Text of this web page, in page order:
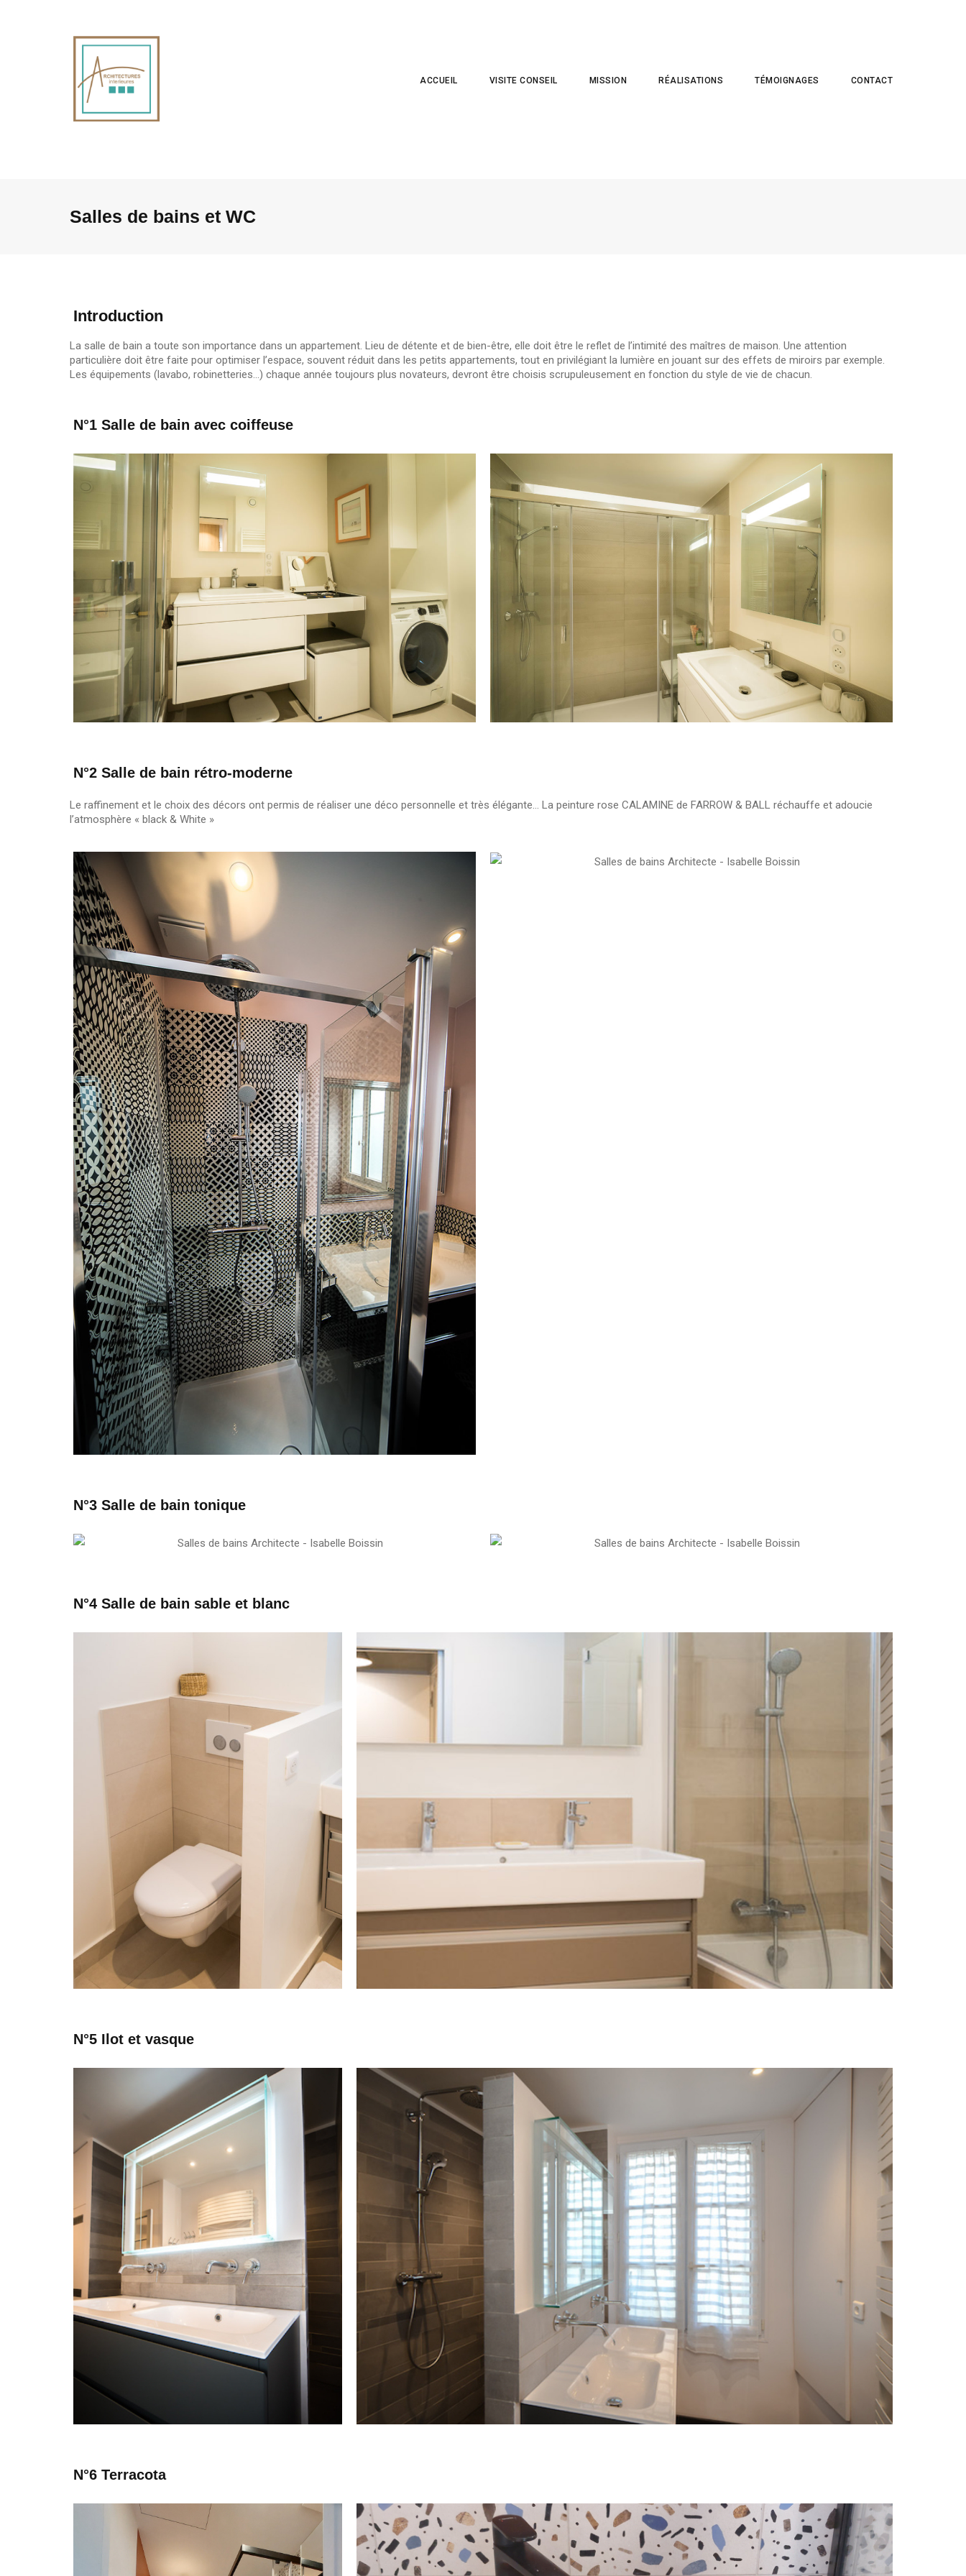
ACCUEIL VISITE CONSEIL MISSION RÉALISATIONS TÉMOIGNAGES CONTACT
Salles de bains et WC
Introduction
La salle de bain a toute son importance dans un appartement. Lieu de détente et de bien-être, elle doit être le reflet de l’intimité des maîtres de maison. Une attention
particulière doit être faite pour optimiser l’espace, souvent réduit dans les petits appartements, tout en privilégiant la lumière en jouant sur des effets de miroirs par exemple.
Les équipements (lavabo, robinetteries…) chaque année toujours plus novateurs, devront être choisis scrupuleusement en fonction du style de vie de chacun.
N°1 Salle de bain avec coiffeuse
N°2 Salle de bain rétro-moderne
Le raffinement et le choix des décors ont permis de réaliser une déco personnelle et très élégante… La peinture rose CALAMINE de FARROW & BALL réchauffe et adoucie
l’atmosphère « black & White »
N°3 Salle de bain tonique
N°4 Salle de bain sable et blanc
N°5 Ilot et vasque
N°6 Terracota